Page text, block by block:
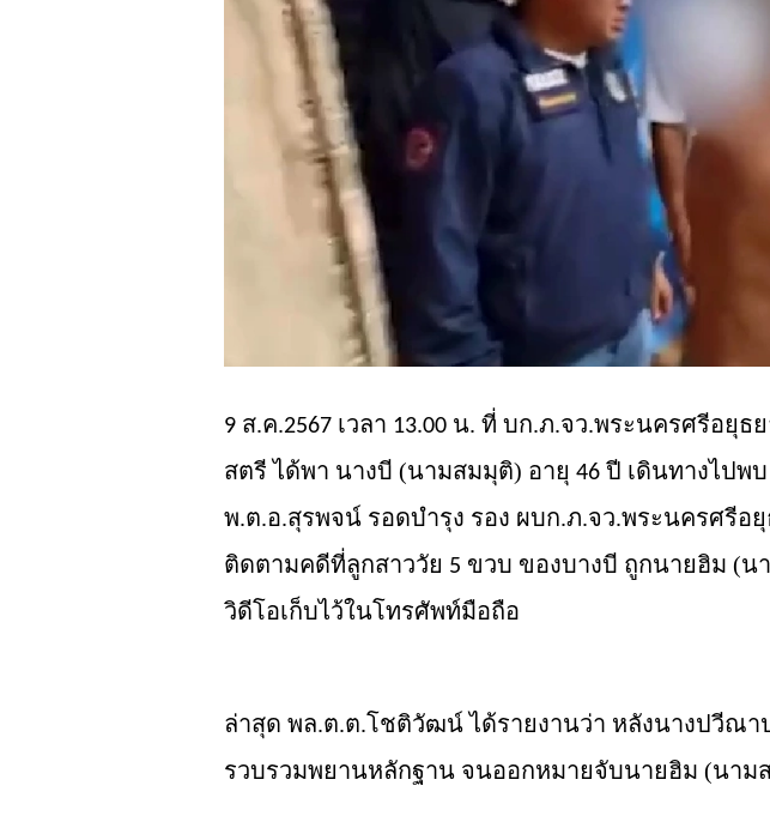
9 ส.ค.2567 เวลา 13.00 น. ที่ บก.ภ.จว.พระนครศรีอยุธย
สตรี ได้พา นางบี (นามสมมุติ) อายุ 46 ปี เดินทางไปพ
พ.ต.อ.สุรพจน์ รอดบำรุง รอง ผบก.ภ.จว.พระนครศรีอ
ติดตามคดีที่ลูกสาววัย 5 ขวบ ของบางบี ถูกนายฮิม (น
วิดีโอเก็บไว้ในโทรศัพท์มือถือ
ล่าสุด พล.ต.ต.โชติวัฒน์ ได้รายงานว่า หลังนางปวีณ
รวบรวมพยานหลักฐาน จนออกหมายจับนายฮิม (นาม